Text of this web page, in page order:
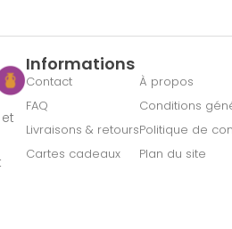
Informations
Contact
FAQ
Livraisons & retours
Cartes cadeaux
À propos
Conditions
Politique de
Plan du site